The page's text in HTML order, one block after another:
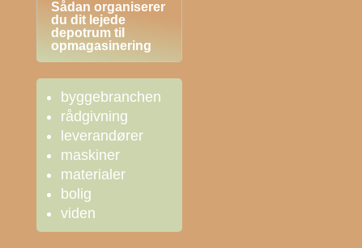
Sådan organiserer
du dit lejede
depotrum til
opmagasinering
byggebranchen
rådgivning
leverandører
maskiner
materialer
bolig
viden